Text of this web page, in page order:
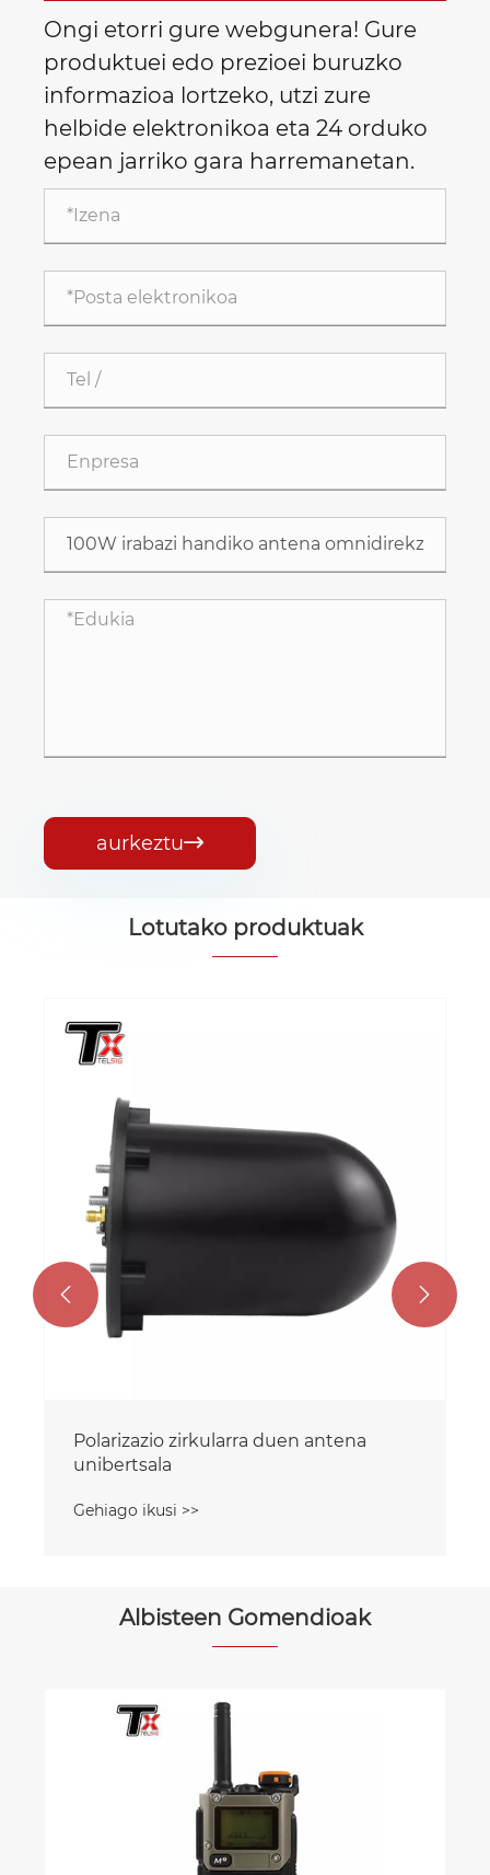
Ongi etorri gure webgunera! Gure
produktuei edo prezioei buruzko
informazioa lortzeko, utzi zure
helbide elektronikoa eta 24 orduko
epean jarriko gara harremanetan.
aurkeztu
Lotutako produktuak
Polarizazio zirkularra duen antena
unibertsala
Gehiago ikusi >>
 
Albisteen Gomendioak